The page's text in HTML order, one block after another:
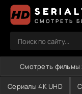
СМОТРЕТЬ
Смотреть фильмы
Сериалы 4K UHD